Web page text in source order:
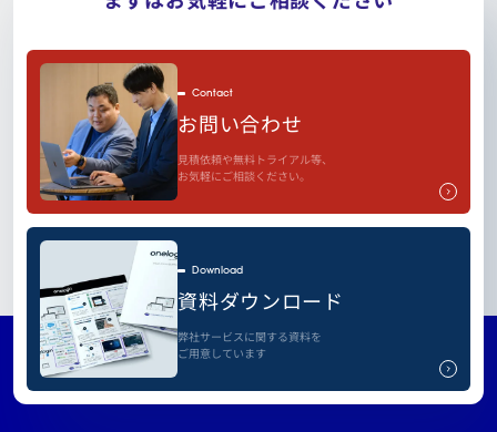
Contact
お問い合わせ
見積依頼や無料トライアル等、
お気軽にご相談ください。
Download
資料ダウンロード
弊社サービスに関する資料を
ご用意しています